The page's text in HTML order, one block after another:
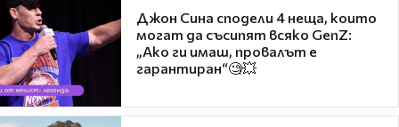
Джон Сина сподели 4 неща, които
могат да съсипят всяко GenZ:
„Ако ги имаш, провалът е
гарантиран“🧐💥